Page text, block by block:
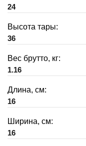
24
Высота тары:
36
Вес брутто, кг:
1.16
Длина, см:
16
Ширина, см:
16